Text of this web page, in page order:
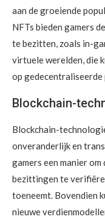
aan de groeiende
NFTs bieden gamers
te bezitten, zoals in-
virtuele werelden, die
op
Blockchain-
Blockchain-
onveranderlijk en
gamers een manier om
bezittingen te
toeneemt. Bovendien
nieuwe